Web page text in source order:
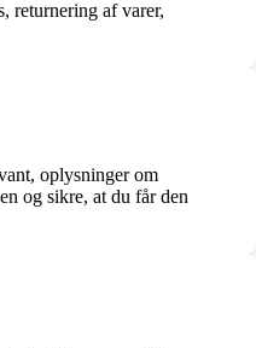
returnering af varer,
oplysninger om
og sikre, at du får den